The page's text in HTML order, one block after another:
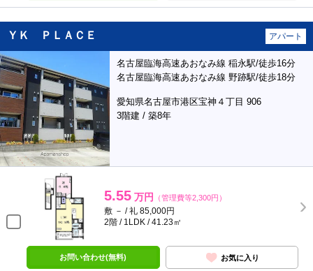
ＹＫ ＰＬＡＣＥ アパート
名古屋臨海高速あおなみ線 稲永駅/徒歩16分
名古屋臨海高速あおなみ線 野跡駅/徒歩18分
愛知県名古屋市港区宝神４丁目 906
3階建 / 築8年
5.55 万円 （管理費等2,300円）
敷 － / 礼 85,000円
2階 / 1LDK / 41.23㎡
お問い合わせ(無料) お気に入り